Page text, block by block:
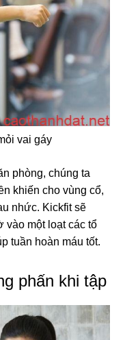
vai gáy
phòng, chúng ta
khiến cho vùng cổ,
nhức. Kickfit sẽ
vào một loạt các tổ
tuần hoàn máu tốt.
phấn khi tập